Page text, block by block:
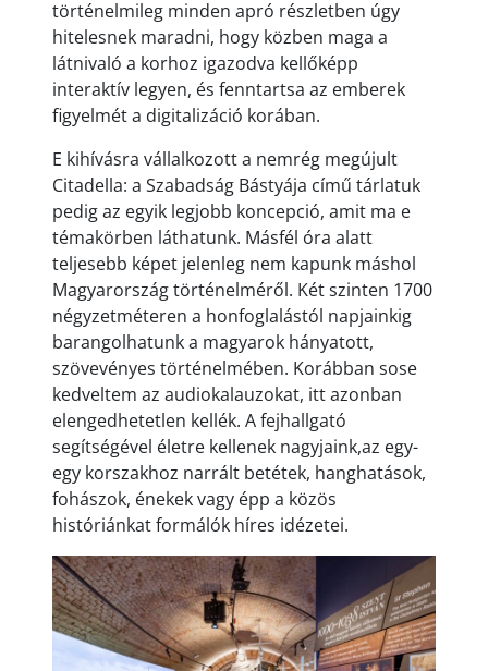
történelmileg minden apró részletben úgy
hitelesnek maradni, hogy közben maga a
látnivaló a korhoz igazodva kellőképp
interaktív legyen, és fenntartsa az emberek
figyelmét a digitalizáció korában.
E kihívásra vállalkozott a nemrég megújult
Citadella: a Szabadság Bástyája című tárlatuk
pedig az egyik legjobb koncepció, amit ma e
témakörben láthatunk. Másfél óra alatt
teljesebb képet jelenleg nem kapunk máshol
Magyarország történelméről. Két szinten 1700
négyzetméteren a honfoglalástól napjainkig
barangolhatunk a magyarok hányatott,
szövevényes történelmében. Korábban sose
kedveltem az audiokalauzokat, itt azonban
elengedhetetlen kellék. A fejhallgató
segítségével életre kellenek nagyjaink,az egy-
egy korszakhoz narrált betétek, hanghatások,
fohászok, énekek vagy épp a közös
históriánkat formálók híres idézetei.